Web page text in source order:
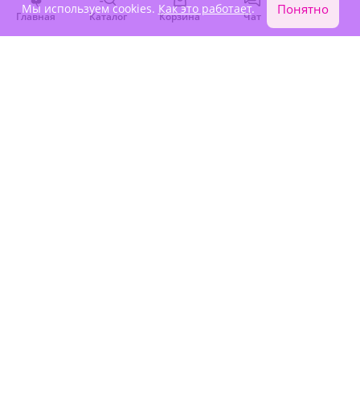
Главная Каталог Корзина Чат Войти
Мы используем cookies. Как это работает. Понятно